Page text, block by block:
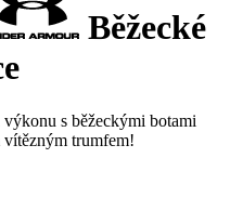
Běžecké
s běžeckými botami
trumfem!